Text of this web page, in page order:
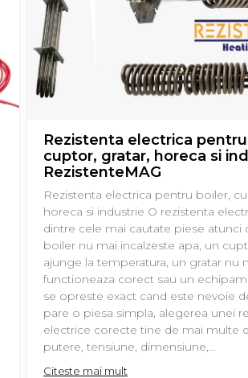
Rezistenta electrica
cuptor, gratar, horeca si
RezistenteMAG
Rezistenta electrica pentru boiler,
horeca si industrie O rezistenta
dintre cele mai cautate piese atunci
boiler nu mai incalzeste apa, un
ajunge la temperatura, un gratar nu
functioneaza corect sau un
se opreste exact cand este nevoie
pare o piesa simpla, alegerea unei
electrice corecte tine de mai multe
putere, tensiune, dimensiune,...
Citeste mai mult